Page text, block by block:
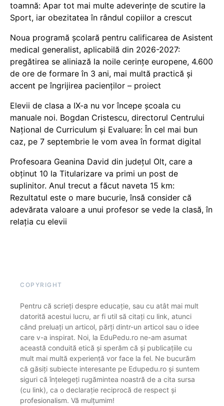
toamnă: Apar tot mai multe adeverințe de scutire la
Sport, iar obezitatea în rândul copiilor a crescut
Noua programă școlară pentru calificarea de Asistent
medical generalist, aplicabilă din 2026-2027:
pregătirea se aliniază la noile cerințe europene, 4.600
de ore de formare în 3 ani, mai multă practică și
accent pe îngrijirea pacienților – proiect
Elevii de clasa a IX-a nu vor începe școala cu
manuale noi. Bogdan Cristescu, directorul Centrului
Național de Curriculum și Evaluare: În cel mai bun
caz, pe 7 septembrie le vom avea în format digital
Profesoara Geanina David din județul Olt, care a
obținut 10 la Titularizare va primi un post de
suplinitor. Anul trecut a făcut naveta 15 km:
Rezultatul este o mare bucurie, însă consider că
adevărata valoare a unui profesor se vede la clasă, în
relația cu elevii
COPYRIGHT
Pentru că scrieți despre educație, sau cu atât mai mult
datorită acestui lucru, ar fi util să citați cu link, atunci
când preluați un articol, părți dintr-un articol sau o idee
care v-a inspirat. Noi, la EduPedu.ro ne-am asumat
această conduită etică și sperăm că și publicațiile cu
mult mai multă experiență vor face la fel. Ne bucurăm
că găsiți subiecte interesante pe Edupedu.ro și suntem
siguri că înțelegeți rugămintea noastră de a cita sursa
(cu link), ca o declarație reciprocă de respect și
profesionalism. Vă mulțumim!